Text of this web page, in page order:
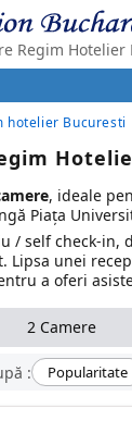
Regim Hotelier
hotelier Bucuresti
, ideale
Piața
/ self check-
Lipsa unei
a oferi
2 Camere
: Popularitate